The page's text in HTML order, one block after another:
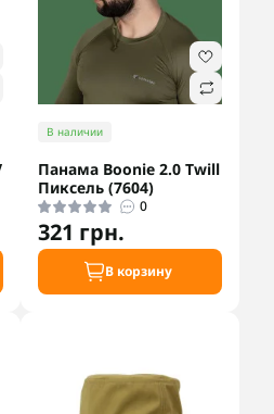
В наличии
Панама Boonie 2.0 Twill
Пиксель (7604)
0
321 грн.
В корзину